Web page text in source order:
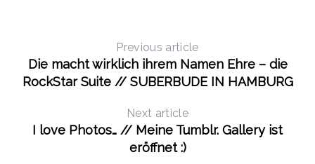
Previous article
Die macht wirklich ihrem Namen Ehre – die
RockStar Suite // SUBERBUDE IN HAMBURG
Next article
I love Photos… // Meine Tumblr. Gallery ist
eröffnet :)